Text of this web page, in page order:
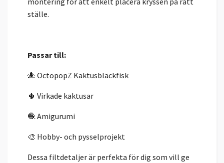
ställe.
Passar till:
🐙 OctopopZ Kaktusbläckfisk
🌵 Virkade kaktusar
🧶 Amigurumi
🎨 Hobby- och pysselprojekt
Dessa filtdetaljer är perfekta för dig som vill ge